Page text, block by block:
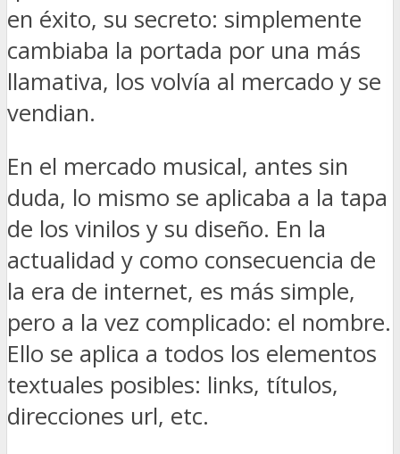
en éxito, su secreto: simplemente
cambiaba la portada por una más
llamativa, los volvía al mercado y se
vendian.
En el mercado musical, antes sin
duda, lo mismo se aplicaba a la tapa
de los vinilos y su diseño. En la
actualidad y como consecuencia de
la era de internet, es más simple,
pero a la vez complicado: el nombre.
Ello se aplica a todos los elementos
textuales posibles: links, títulos,
direcciones url, etc.